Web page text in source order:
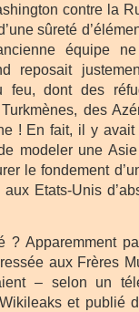
contre la
sûreté
équipe
reposait
feu, dont des
des
! En fait, il y
modeler une
le fondement
Etats-Unis
? Apparemment
aux Frères
– selon un
et publié